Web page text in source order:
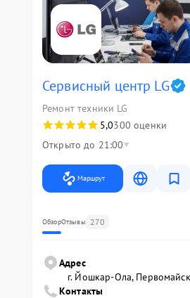
Сервисный центр LG
Ремонт техники LG
5,0300 оценки
Открыто до 21:00
Маршрут
ОбзорОтзывы 270
Адрес
г. Йошкар-Ола,
Контакты